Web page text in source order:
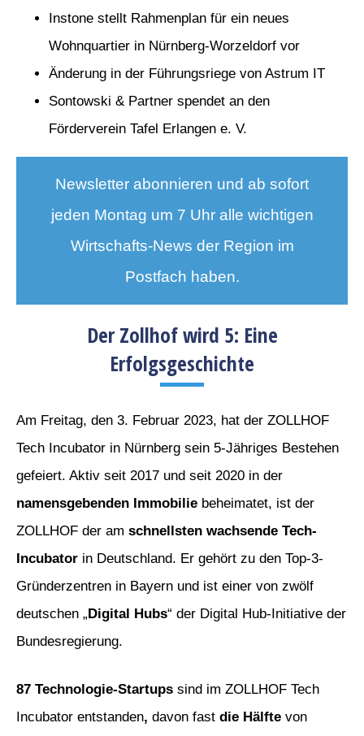
Instone stellt Rahmenplan für ein neues
Wohnquartier in Nürnberg-Worzeldorf vor
Änderung in der Führungsriege von Astrum IT
Sontowski & Partner spendet an den
Förderverein Tafel Erlangen e. V.
Newsletter abonnieren und ab sofort
jeden Montag um 7 Uhr alle wichtigen
Wirtschafts-News der Region im
Postfach haben.
Der Zollhof wird 5: Eine
Erfolgsgeschichte
Am Freitag, den 3. Februar 2023, hat der ZOLLHOF
Tech Incubator in Nürnberg sein 5-Jähriges Bestehen
gefeiert. Aktiv seit 2017 und seit 2020 in der
namensgebenden Immobilie beheimatet, ist der
ZOLLHOF der am schnellsten wachsende Tech-
Incubator in Deutschland. Er gehört zu den Top-3-
Gründerzentren in Bayern und ist einer von zwölf
deutschen „ Digital Hubs“ der Digital Hub-Initiative der
Bundesregierung.
87 Technologie-Startups sind im ZOLLHOF Tech
Incubator entstanden, davon fast die Hälfte von